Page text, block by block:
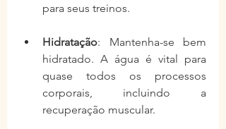
para seus treinos.
Hidratação: Mantenha-se bem
hidratado. A água é vital para
quase todos os processos
corporais, incluindo a
recuperação muscular.